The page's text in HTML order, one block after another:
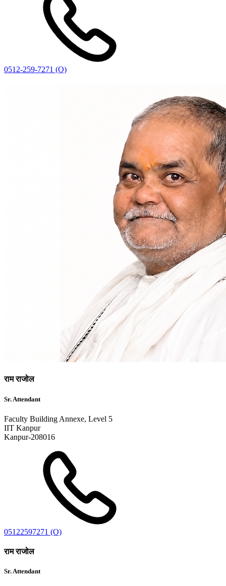
0512-259-7271 (O)
राम राजोल
Sr. Attendant
Faculty Building Annexe, Level 5
IIT Kanpur
Kanpur-208016
05122597271 (O)
राम राजोल
Sr. Attendant